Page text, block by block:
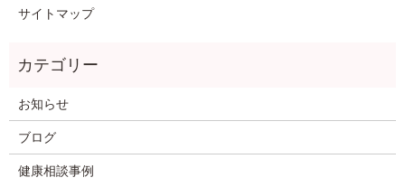
サイトマップ
お知らせ
ブログ
健康相談事例